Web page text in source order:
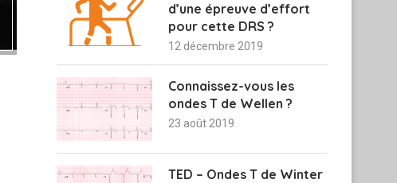
d’une épreuve d’effort
pour cette DRS ?
12 décembre 2019
Connaissez-vous les
ondes T de Wellen ?
23 août 2019
TED – Ondes T de Winter